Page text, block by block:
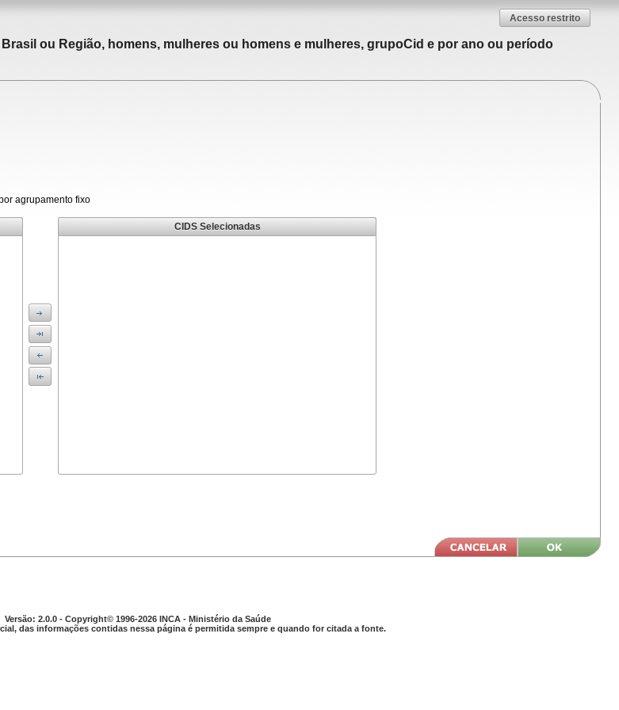
Acesso restrito
ou Região, homens, mulheres ou homens e mulheres, grupoCid e por ano ou período
agrupamento fixo
CIDS Selecionadas
Versão: 2.0.0 - Copyright© 1996-2026 INCA - Ministério da Saúde
das informações contidas nessa página é permitida sempre e quando for citada a fonte.